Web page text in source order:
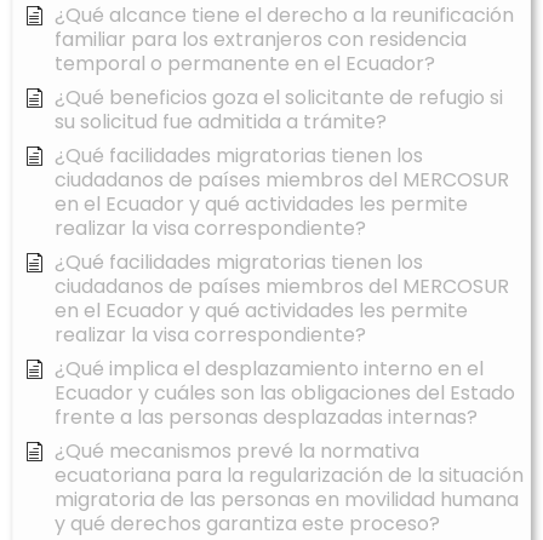
¿Qué alcance tiene el derecho a la reunificación
familiar para los extranjeros con residencia
temporal o permanente en el Ecuador?
¿Qué beneficios goza el solicitante de refugio si
su solicitud fue admitida a trámite?
¿Qué facilidades migratorias tienen los
ciudadanos de países miembros del MERCOSUR
en el Ecuador y qué actividades les permite
realizar la visa correspondiente?
¿Qué facilidades migratorias tienen los
ciudadanos de países miembros del MERCOSUR
en el Ecuador y qué actividades les permite
realizar la visa correspondiente?
¿Qué implica el desplazamiento interno en el
Ecuador y cuáles son las obligaciones del Estado
frente a las personas desplazadas internas?
¿Qué mecanismos prevé la normativa
ecuatoriana para la regularización de la situación
migratoria de las personas en movilidad humana
y qué derechos garantiza este proceso?